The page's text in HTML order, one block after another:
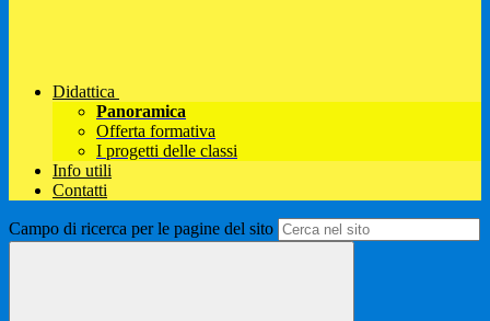
Didattica
Panoramica
Offerta formativa
I progetti delle classi
Info utili
Contatti
Campo di ricerca per le pagine del sito